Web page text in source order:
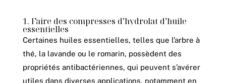
1. Faire des compresses d’hydrolat d’huile
essentielles
Certaines huiles essentielles, telles que l’arbre à
thé, la lavande ou le romarin, possèdent des
propriétés antibactériennes, qui peuvent s’avérer
utiles dans diverses applications, notamment en